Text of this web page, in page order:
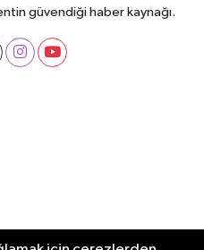
güvendiği haber kaynağı.